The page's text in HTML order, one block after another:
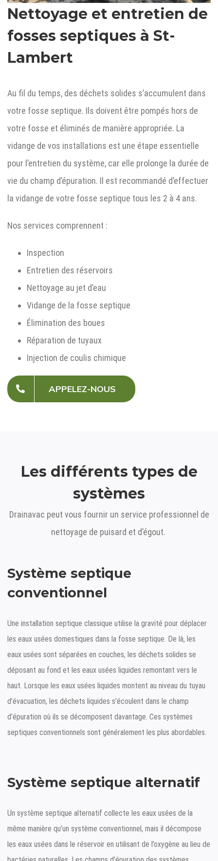
Nettoyage et entretien de
fosses septiques à St-
Lambert
Au fil du temps, des déchets solides s’accumulent dans
votre fosse septique. Ils doivent être pompés hors de
votre fosse et éliminés de manière appropriée. La
vidange de vos installations est une étape essentielle
pour l’entretien du système, car elle prolonge la durée de
vie du champ d’épuration. Il est recommandé d’effectuer
la vidange de votre fosse septique tous les 2 à 4 ans.
Nos services comprennent :
Inspection
Entretien des réservoirs
Nettoyage au jet d’eau
Vidange de la fosse septique
Élimination des boues
Réparation de tuyaux
Injection de coulis chimique
APPELEZ-NOUS
Les différents types de
systèmes
Drainavac peut vous fournir un service professionnel de
nettoyage de puisard et d’égout.
Système septique
conventionnel
Une installation septique classique utilise la gravité pour déplacer
les eaux usées domestiques dans la fosse septique. De là, les
eaux usées sont séparées en couches, les déchets solides se
déposant au fond et les eaux usées liquides remontant vers le
haut. Lorsque les eaux usées liquides montent au niveau du tuyau
d’évacuation, les déchets liquides s’écoulent dans le champ
d’épuration où ils se décomposent davantage. Ces systèmes
septiques conventionnels sont généralement les plus abordables.
Système septique alternatif
Un système septique alternatif collecte les eaux usées de la
même manière qu’un système conventionnel, mais il décompose
les eaux usées dans le réservoir en utilisant de l’oxygène au lieu de